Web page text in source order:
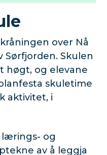
over Nå
Sørfjorden. Skulen
høgt, og elevane
skuletime
aktivitet, i
lærings- og
av å leggja